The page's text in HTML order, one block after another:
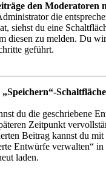
den Moderatoren
die
siehst du eine
diesen zu melden. Du
geführt.
du die geschriebene
Zeitpunkt
Beitrag kannst du
Entwürfe verwalten“
laden.